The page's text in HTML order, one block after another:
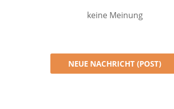
keine Meinung
NEUE NACHRICHT (POST)